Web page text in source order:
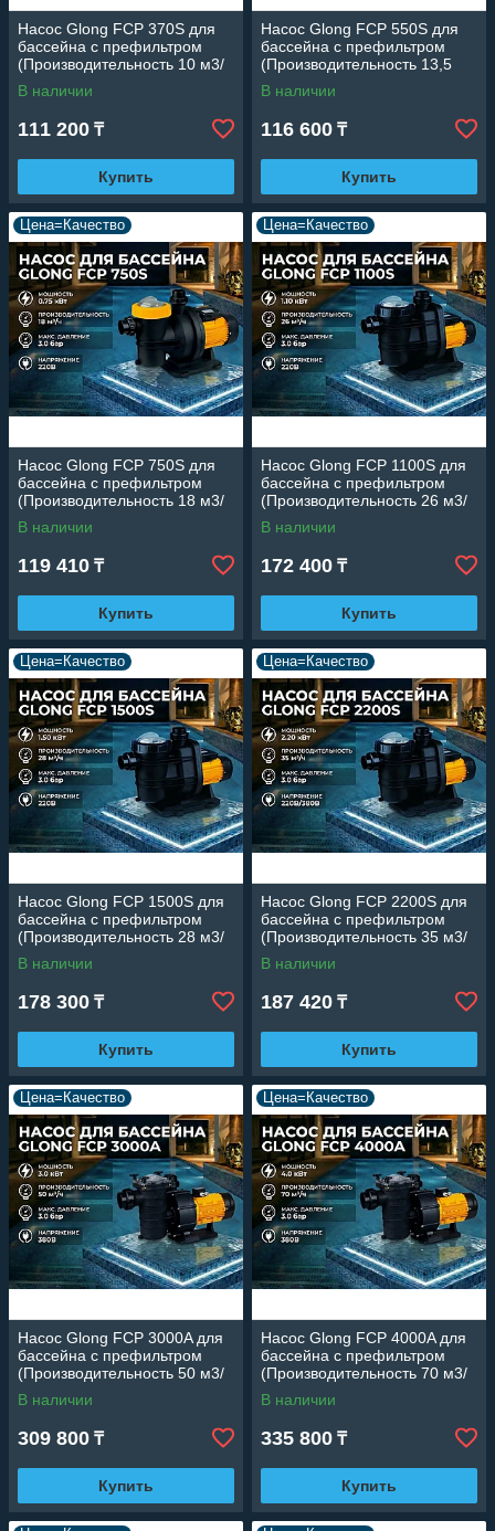
Насос Glong FCP 370S для
бассейна c префильтром
(Производительность 10 м3/
ч, 0.37 кВт)
В наличии
111 200 ₸
Купить
Насос Glong FCP 550S для
бассейна c префильтром
(Производительность 13,5
м3/ч, 0.55 кВт)
В наличии
116 600 ₸
Купить
Цена=Качество
Насос Glong FCP 750S для
бассейна c префильтром
(Производительность 18 м3/
ч, 0.75 кВт)
В наличии
119 410 ₸
Купить
Цена=Качество
Насос Glong FCP 1100S для
бассейна c префильтром
(Производительность 26 м3/
ч, 1.10 кВт)
В наличии
172 400 ₸
Купить
Цена=Качество
Насос Glong FCP 1500S для
бассейна c префильтром
(Производительность 28 м3/
ч, 1.50 кВт)
В наличии
178 300 ₸
Купить
Цена=Качество
Насос Glong FCP 2200S для
бассейна c префильтром
(Производительность 35 м3/
ч, 2.20 кВт)
В наличии
187 420 ₸
Купить
Цена=Качество
Насос Glong FCP 3000A для
бассейна c префильтром
(Производительность 50 м3/
ч, 3.0 кВт)
В наличии
309 800 ₸
Купить
Цена=Качество
Насос Glong FCP 4000A для
бассейна c префильтром
(Производительность 70 м3/
ч, 4.0 кВт)
В наличии
335 800 ₸
Купить